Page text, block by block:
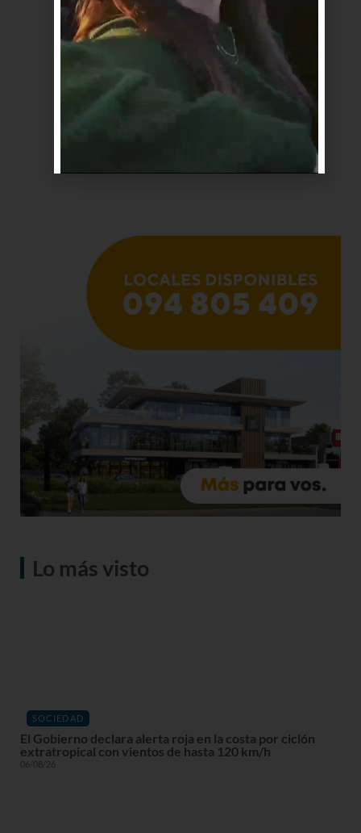
Lo más visto
SOCIEDAD
El Gobierno declara alerta roja en la costa por ciclón
extratropical con vientos de hasta 120 km/h
06/08/26